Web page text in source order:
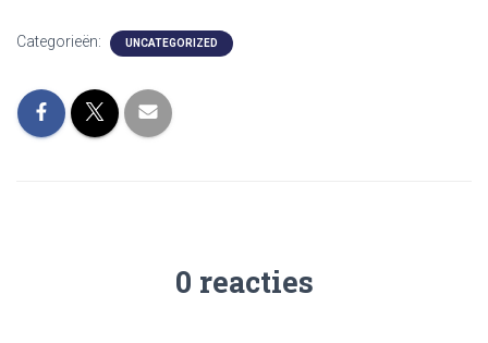
Categorieën: UNCATEGORIZED
0 reacties